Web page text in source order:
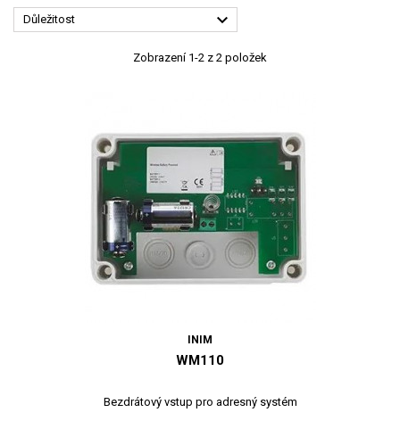
Důležitost 
Zobrazení 1-2 z 2 položek
INIM
WM110
Bezdrátový vstup pro adresný systém